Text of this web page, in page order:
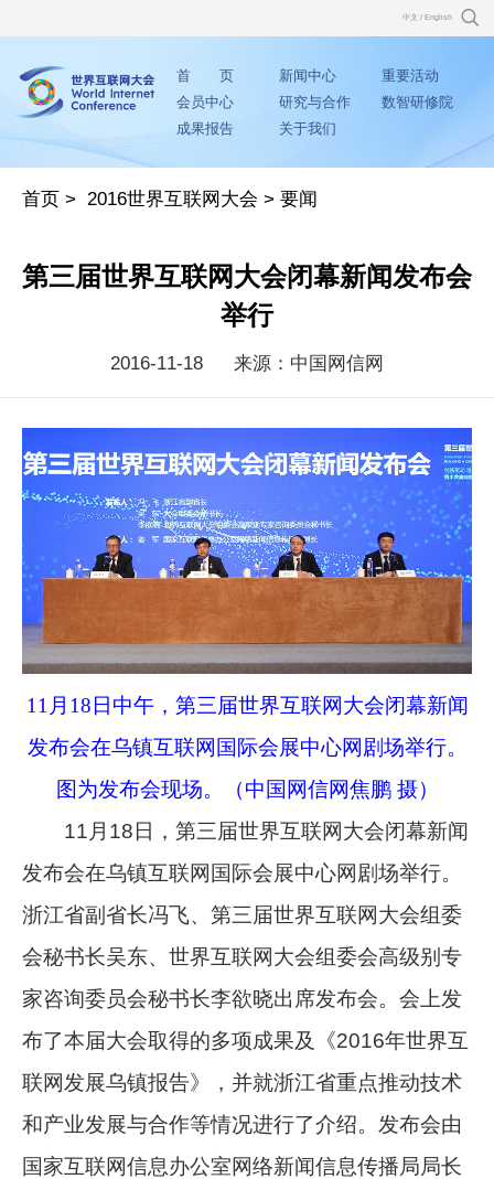
中文 / English
首 页 新闻中心
重要活动
会员中心
研究与合作
数智研修院
成果报告
关于我们
首页 > 2016世界互联网大会 >要闻
第三届世界互联网大会闭幕新闻发布会
举行
2016-11-18 来源：中国网信网
11月18日中午，第三届世界互联网大会闭幕新闻
发布会在乌镇互联网国际会展中心网剧场举行。
图为发布会现场。（中国网信网焦鹏 摄）
11月18日，第三届世界互联网大会闭幕新闻
发布会在乌镇互联网国际会展中心网剧场举行。
浙江省副省长冯飞、第三届世界互联网大会组委
会秘书长吴东、世界互联网大会组委会高级别专
家咨询委员会秘书长李欲晓出席发布会。会上发
布了本届大会取得的多项成果及《2016年世界互
联网发展乌镇报告》，并就浙江省重点推动技术
和产业发展与合作等情况进行了介绍。发布会由
国家互联网信息办公室网络新闻信息传播局局长